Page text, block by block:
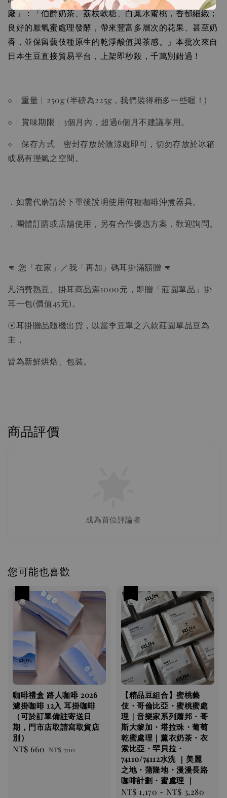
廠」：「伯爵奶茶、荔枝軟糖、白鳳水蜜桃，香郁細緻；
良好的厭氧蜜處理發酵，帶來豐富多層次的花果、甚至奶
香，並保留藝伎種原生的乾淨酸值與茶感。」本批次來自
日本生豆直接貿易平台，上架即秒殺，千萬別錯過！
⟐︱重量︱250g (半磅為225g，我們裝得稍多一些喔！)
⟐︱賞味期限︱3個月內，超過6個月不建議享用。
⟐︱保存方式︱密封存放於陰涼處即可，切勿存放於冰箱
或易有溼氣之空間。
．如需代磨請於下單後說明使用何種咖啡沖煮器具。
．團體訂購或店舖使用，另有合作優惠方案，歡迎詢問。
👊 您「在家」／我「再加」碼耳掛滿額贈 👊
凡消費熟豆、掛耳商品滿1000元，即贈「莊園單品」掛
耳一包(價值45元)。
☉耳掛贈品隨機出貨，以當季豆單之六款莊園單品豆為
主，
皆為新鮮烘焙、包裝。
商品評價
成為首位評論者
您可能也喜歡
咖啡禮盒 路人咖啡 2026
濾掛咖啡 12入 耳掛咖啡
（可於訂單備註寄送日
期，門市店取請寫取貨店
別）
Sale
NT$ 660 Regular
NT$ 700
【精品豆組合】蜜桃藝
伎・哥倫比亞・蜜桃蜜處
理｜音樂家系列蕭邦・哥
斯大黎加・塔拉珠・葡萄
乾蜜處理｜薰衣奶茶・衣
索比亞・罕貝拉・
74110/74112水洗 ｜美麗
之地・蒲隆地・漫漫長路
咖啡計劃・蜜處理 ｜
Sale
NT$ 1,170 - NT$ 3,280